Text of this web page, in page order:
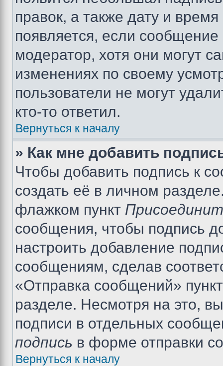
правок, а также дату и
появляется, если
модератор, хотя они могут
изменениях по своему
пользователи не могут
кто-то ответил.
Вернуться к началу
» Как мне добавить
Чтобы добавить подпись к
создать её в личном
флажком пункт
сообщения, чтобы подпись
настроить добавление
сообщениям, сделав
«Отправка сообщений»
разделе. Несмотря на это,
подписи в отдельных
подпись в форме отправки
Вернуться к началу